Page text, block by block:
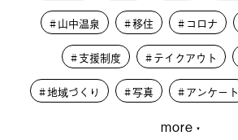
山中温泉 移住 コロナ
支援制度 テイクアウト
地域づくり 写真 アンケート
PLUSKAGA
more